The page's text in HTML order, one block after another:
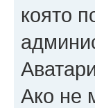
която
Ако не